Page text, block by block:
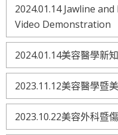
2024.01.14 Jawline
Video Demonstration
2024.01.14美容醫學新
2023.11.12美容醫學暨
2023.10.22美容外科暨